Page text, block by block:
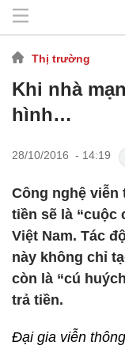
Thị trường
Khi nhà
hình…
28/10/2016 - 14:19
Công nghệ
tiền sẽ là “cuộc
Việt Nam. Tác
này không chỉ
còn là “cú
trả tiền.
Đại gia viễn